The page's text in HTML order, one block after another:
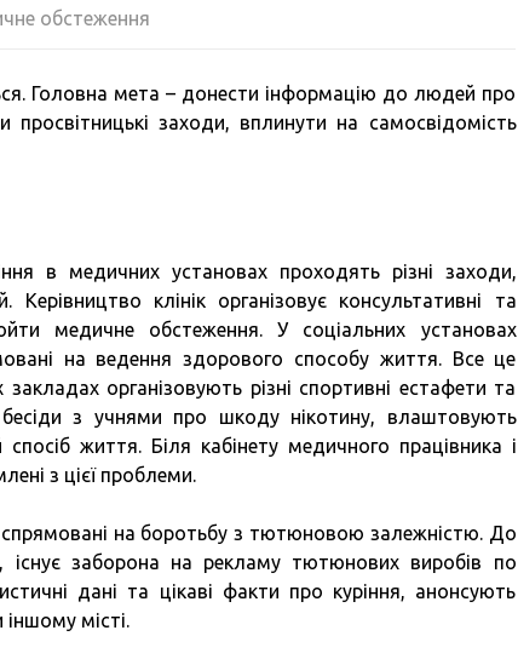
обстеження
Головна мета – донести інформацію до людей про
заходи, вплинути на самосвідомість
в медичних установах проходять різні заходи,
клінік організовує консультативні та
медичне обстеження. У соціальних установах
на ведення здорового способу життя. Все це
організовують різні спортивні естафети та
бесіди з учнями про шкоду нікотину, влаштовують
життя. Біля кабінету медичного працівника і
з цієї проблеми.
на боротьбу з тютюновою залежністю. До
існує заборона на рекламу тютюнових виробів по
дані та цікаві факти про куріння, анонсують
місті.